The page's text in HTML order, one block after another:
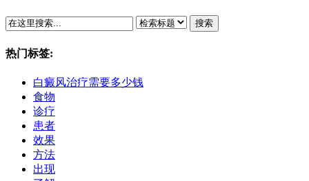
搜索
热门标签:
白癜风治疗需要多少钱
食物
诊疗
患者
效果
方法
出现